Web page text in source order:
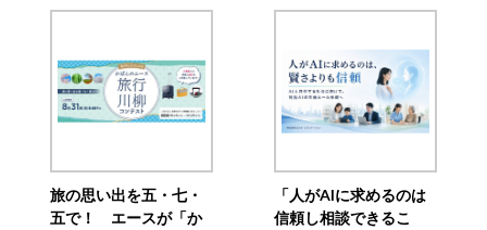
旅の思い出を五・七・
五で！ エースが「か
「人がAIに求めるのは
信頼し相談できるこ